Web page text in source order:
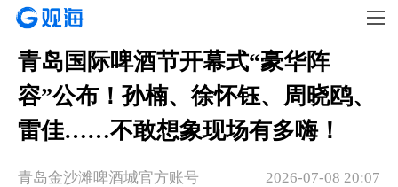
青岛国际啤酒节开幕式“豪华阵
容”公布！孙楠、徐怀钰、周晓鸥、
雷佳……不敢想象现场有多嗨！
2026-07-08 20:07
青岛金沙滩啤酒城官方账号